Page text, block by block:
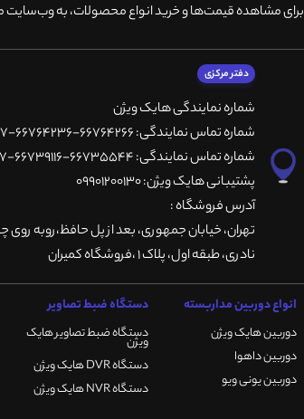
برای مشاهده قیمت‌ها و خرید انواع محصولات، به وب‌سایت
دفتر مرکزی
شماره نمایندگی هایک ویژن
شماره تماس نمایندگی: 66764266-66764236-66764257
شماره تماس نمایندگی: 66735544-66739116-66739127
پشتیبانی هایک ویژن: 09901200130
آدرس فروشگاه :
تهران، خيابان جمهوری، بعد از پل حافظ،روبه روی
نادری، طبقه اول، پلاک 1 ،فروشگاه کمیران
انواع دوربین مداربسته
دوربین هایک ویژن
دوربین داهوا
دوربین یونی ویو
دستگاه ضبط تصاویر
دستگاه ضبط تصاویر هایک
ویژن
دستگاه DVR هایک ویژن
دستگاه NVR هایک ویژن